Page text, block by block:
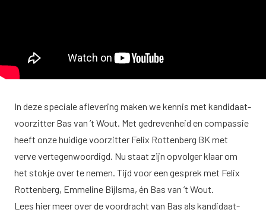
In deze speciale aflevering maken we kennis met kandidaat-
voorzitter Bas van ’t Wout. Met gedrevenheid en compassie
heeft onze huidige voorzitter Felix Rottenberg BK met
verve vertegenwoordigd. Nu staat zijn opvolger klaar om
het stokje over te nemen. Tijd voor een gesprek met Felix
Rottenberg, Emmeline Bijlsma, én Bas van ’t Wout.
Lees hiermeer over de voordracht van Bas als kandidaat-